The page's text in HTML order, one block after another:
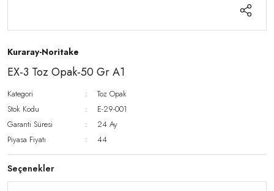
Kuraray-Noritake
EX-3 Toz Opak-50 Gr A1
Kategori
Toz Opak
Stok Kodu
E-29-001
Garanti Süresi
24 Ay
Piyasa Fiyatı
44
Seçenekler